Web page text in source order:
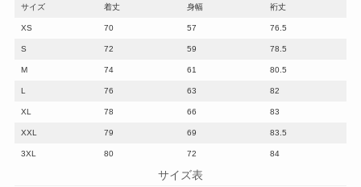
サイズ 着丈 身幅 裄丈
XS 70 57 76.5
S 72 59 78.5
M 74 61 80.5
L 76 63 82
XL 78 66 83
XXL 79 69 83.5
3XL 80 72 84
サイズ表